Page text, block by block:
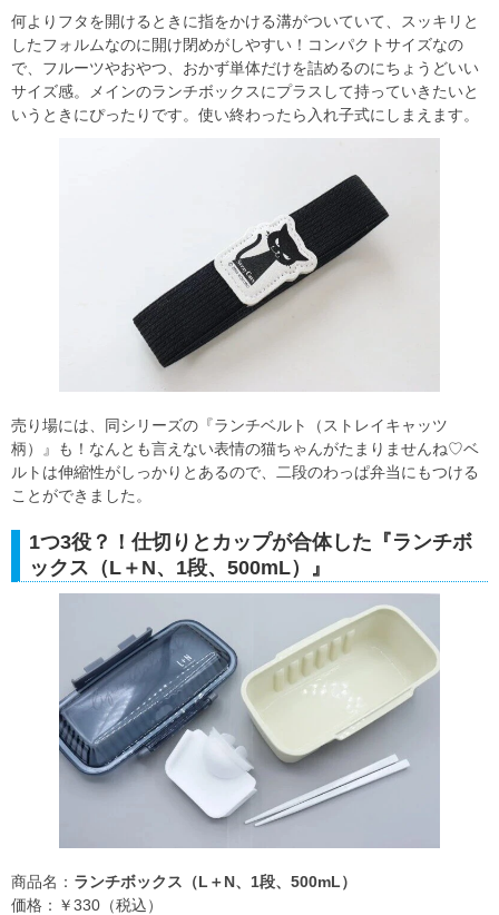
何よりフタを開けるときに指をかける溝がついていて、スッキリと
したフォルムなのに開け閉めがしやすい！コンパクトサイズなの
で、フルーツやおやつ、おかず単体だけを詰めるのにちょうどいい
サイズ感。メインのランチボックスにプラスして持っていきたいと
いうときにぴったりです。使い終わったら入れ子式にしまえます。
売り場には、同シリーズの『ランチベルト（ストレイキャッツ
柄）』も！なんとも言えない表情の猫ちゃんがたまりませんね♡ベ
ルトは伸縮性がしっかりとあるので、二段のわっぱ弁当にもつける
ことができました。
1つ3役？！仕切りとカップが合体した『ランチボ
ックス（L＋N、1段、500mL）』
商品名： ランチボックス（L＋N、1段、500mL）
価格：￥330（税込）